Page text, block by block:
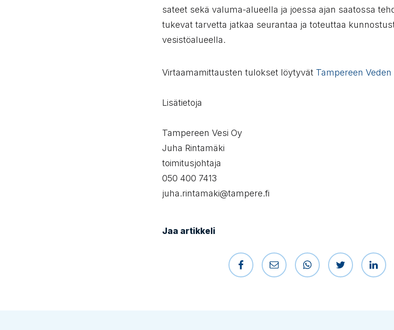
sateet sekä valuma-alueella ja joessa ajan saatossa
tukevat tarvetta jatkaa seurantaa ja toteuttaa
vesistöalueella.
Virtaamamittausten tulokset löytyvät Tampereen
Lisätietoja
Tampereen Vesi Oy
Juha Rintamäki
toimitusjohtaja
050 400 7413
juha.rintamaki@tampere.fi
Jaa artikkeli
Jaa Facebookissa
Jaa sähköpostilla
Jaa WhatsAppissa
Jaa Jaa